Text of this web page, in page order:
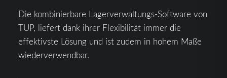
Die kombinierbare Lagerverwaltungs-Software von
TUP, liefert dank ihrer Flexibilität immer die
effektivste Lösung und ist zudem in hohem Maße
wiederverwendbar.